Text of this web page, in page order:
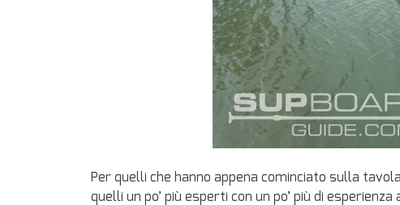
Per quelli che hanno appena cominciato sulla
quelli un po’ più esperti con un po’ più di